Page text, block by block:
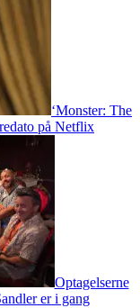
‘Monster: The
på Netflix
Optagelserne
er i gang